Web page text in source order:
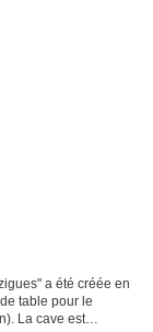
a été créée en
table pour le
La cave est